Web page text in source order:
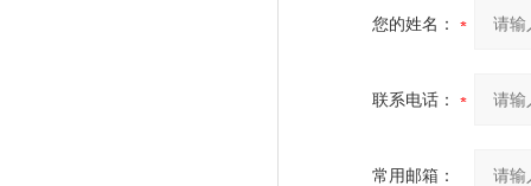
您的姓名：
联系电话：
常用邮箱：